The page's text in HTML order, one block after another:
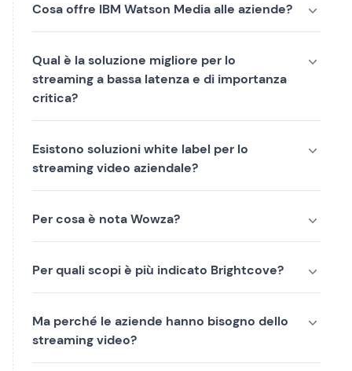
Cosa offre IBM Watson Media alle aziende?
Qual è la soluzione migliore per lo
streaming a bassa latenza e di importanza
critica?
Esistono soluzioni white label per lo
streaming video aziendale?
Per cosa è nota Wowza?
Per quali scopi è più indicato Brightcove?
Ma perché le aziende hanno bisogno dello
streaming video?